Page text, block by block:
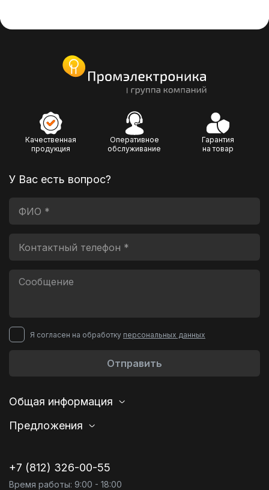
Качественная
продукция
Оперативное
обслуживание
Гарантия
на товар
У Вас есть вопрос?
Я согласен на обработку персональных данных
Отправить
Общая информация
Предложения
+7 (812) 326-00-55
Время работы: 9:00 - 18:00